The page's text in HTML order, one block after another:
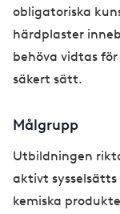
obligatoriska
härdplaster
behöva vidtas
säkert sätt.
Målgrupp
Utbildningen
aktivt
kemiska